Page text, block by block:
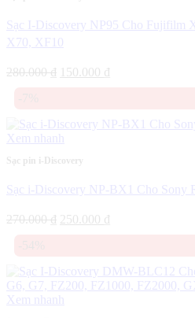
Sạc I-Discovery NP95 Cho Fujifilm
X70, XF10
280.000₫
Giá
150.000 ₫
150.000 ₫.
Xem nhanh
Sạc pin i-Discovery
Sạc i-Discovery NP-BX1 Cho Sony
270.000₫
Giá
250.000 ₫
250.000 ₫.
Xem nhanh